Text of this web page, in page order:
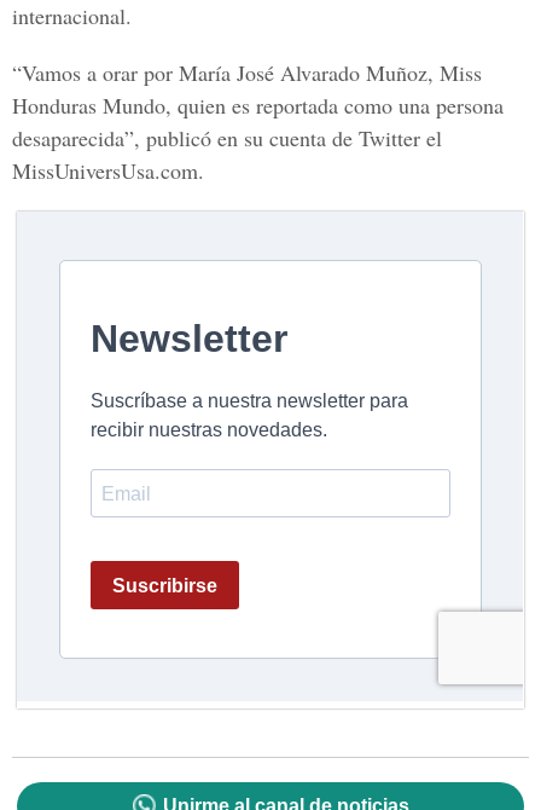
internacional.
“Vamos a orar por María José Alvarado Muñoz, Miss
Honduras Mundo, quien es reportada como una persona
desaparecida”, publicó en su cuenta de Twitter el
MissUniversUsa.com.
Unirme al canal de noticias